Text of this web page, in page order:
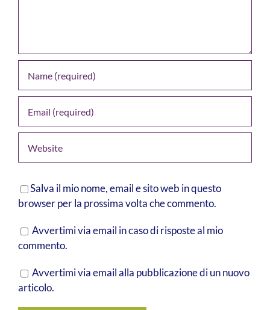
Salva il mio nome, email e sito web in questo
browser per la prossima volta che commento.
Avvertimi via email in caso di risposte al mio
commento.
Avvertimi via email alla pubblicazione di un nuovo
articolo.